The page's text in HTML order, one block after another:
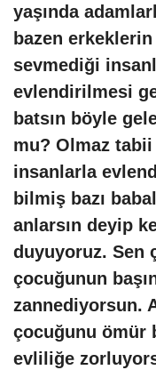
yaşında
bazen erkeklerin
sevmediği
evlendirilmesi
batsın böyle
mu? Olmaz tabii
insanlarla
bilmiş bazı
anlarsın deyip
duyuyoruz. Sen
çocuğunun
zannediyorsun.
çocuğunu ömür
evliliğe